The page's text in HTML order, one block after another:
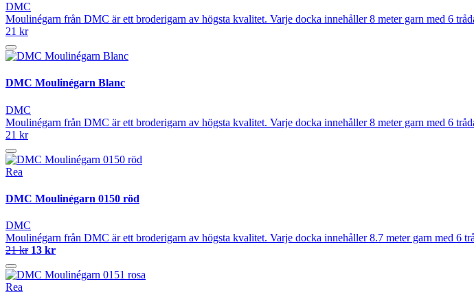
DMC
Moulinégarn från DMC är ett broderigarn av högsta kvalitet. Varje docka innehåller 8 meter garn med 6
21 kr
DMC Moulinégarn Blanc
DMC
Moulinégarn från DMC är ett broderigarn av högsta kvalitet. Varje docka innehåller 8 meter garn med 6
21 kr
Rea
DMC Moulinégarn 0150 röd
DMC
Moulinégarn från DMC är ett broderigarn av högsta kvalitet. Varje docka innehåller 8.7 meter garn med 6
21 kr 13 kr
Rea